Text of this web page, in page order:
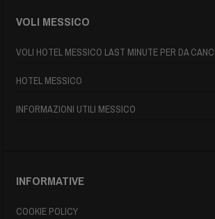
VOLI MESSICO
VOLI HOTEL MESSICO LAST MINUTE PER DA
HOTEL MESSICO
INFORMAZIONI UTILI MESSICO
INFORMATIVE
COOKIE POLICY